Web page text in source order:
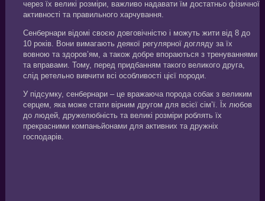
через їх великі розміри, важливо надавати їм достатньо фізичної
активності та правильного харчування.
Сенбернари відомі своєю довговічністю і можуть жити від 8 до
10 років. Вони вимагають деякої регулярної догляду за їх
вовною та здоров’ям, а також добре впораються з тренуваннями
та вправами. Тому, перед придбанням такого великого друга,
слід ретельно вивчити всі особливості цієї породи.
У підсумку, сенбернари – це вражаюча порода собак з великим
серцем, яка може стати вірним другом для всієї сім’ї. Їх любов
до людей, дружелюбність та великі розміри роблять їх
прекрасними компаньйонами для активних та дружніх
господарів.